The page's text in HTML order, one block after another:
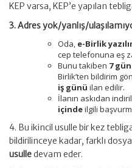
KEP varsa, KEP’e yapılan
3. Adres yok/yanlış/
Oda, e-Birlik
cep telefonuna eş
Bunu takiben 7
Birlik’ten bildirim
iş günü ilan edilir.
İlanın askıdan
içindeilgili
4. Bu ikincil usulle bir kez
bildirilinceye kadar, farklı
usulledevam eder.